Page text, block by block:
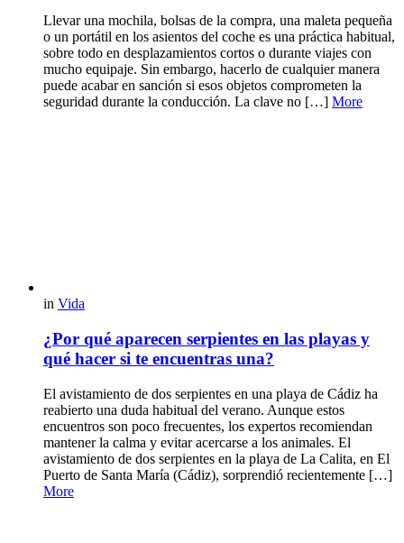
Llevar una mochila, bolsas de la compra, una maleta pequeña
o un portátil en los asientos del coche es una práctica habitual,
sobre todo en desplazamientos cortos o durante viajes con
mucho equipaje. Sin embargo, hacerlo de cualquier manera
puede acabar en sanción si esos objetos comprometen la
seguridad durante la conducción. La clave no […] More
in Vida
¿Por qué aparecen serpientes en las playas y
qué hacer si te encuentras una?
El avistamiento de dos serpientes en una playa de Cádiz ha
reabierto una duda habitual del verano. Aunque estos
encuentros son poco frecuentes, los expertos recomiendan
mantener la calma y evitar acercarse a los animales. El
avistamiento de dos serpientes en la playa de La Calita, en El
Puerto de Santa María (Cádiz), sorprendió recientemente […]
More